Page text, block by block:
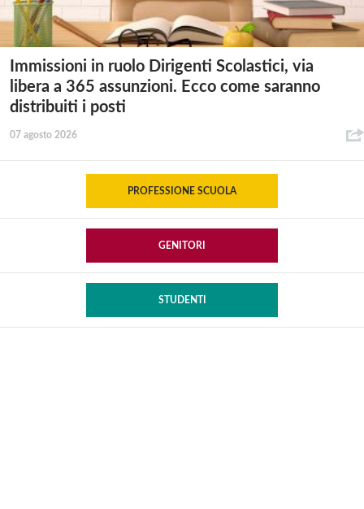
Immissioni in ruolo Dirigenti Scolastici, via
libera a 365 assunzioni. Ecco come saranno
distribuiti i posti
07 agosto 2026
PROFESSIONE SCUOLA
GENITORI
STUDENTI